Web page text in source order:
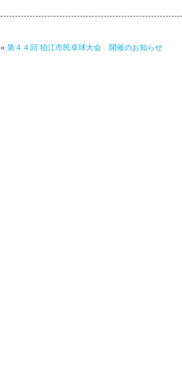
« 第４４回 狛江市民卓球大会 開催のお知らせ